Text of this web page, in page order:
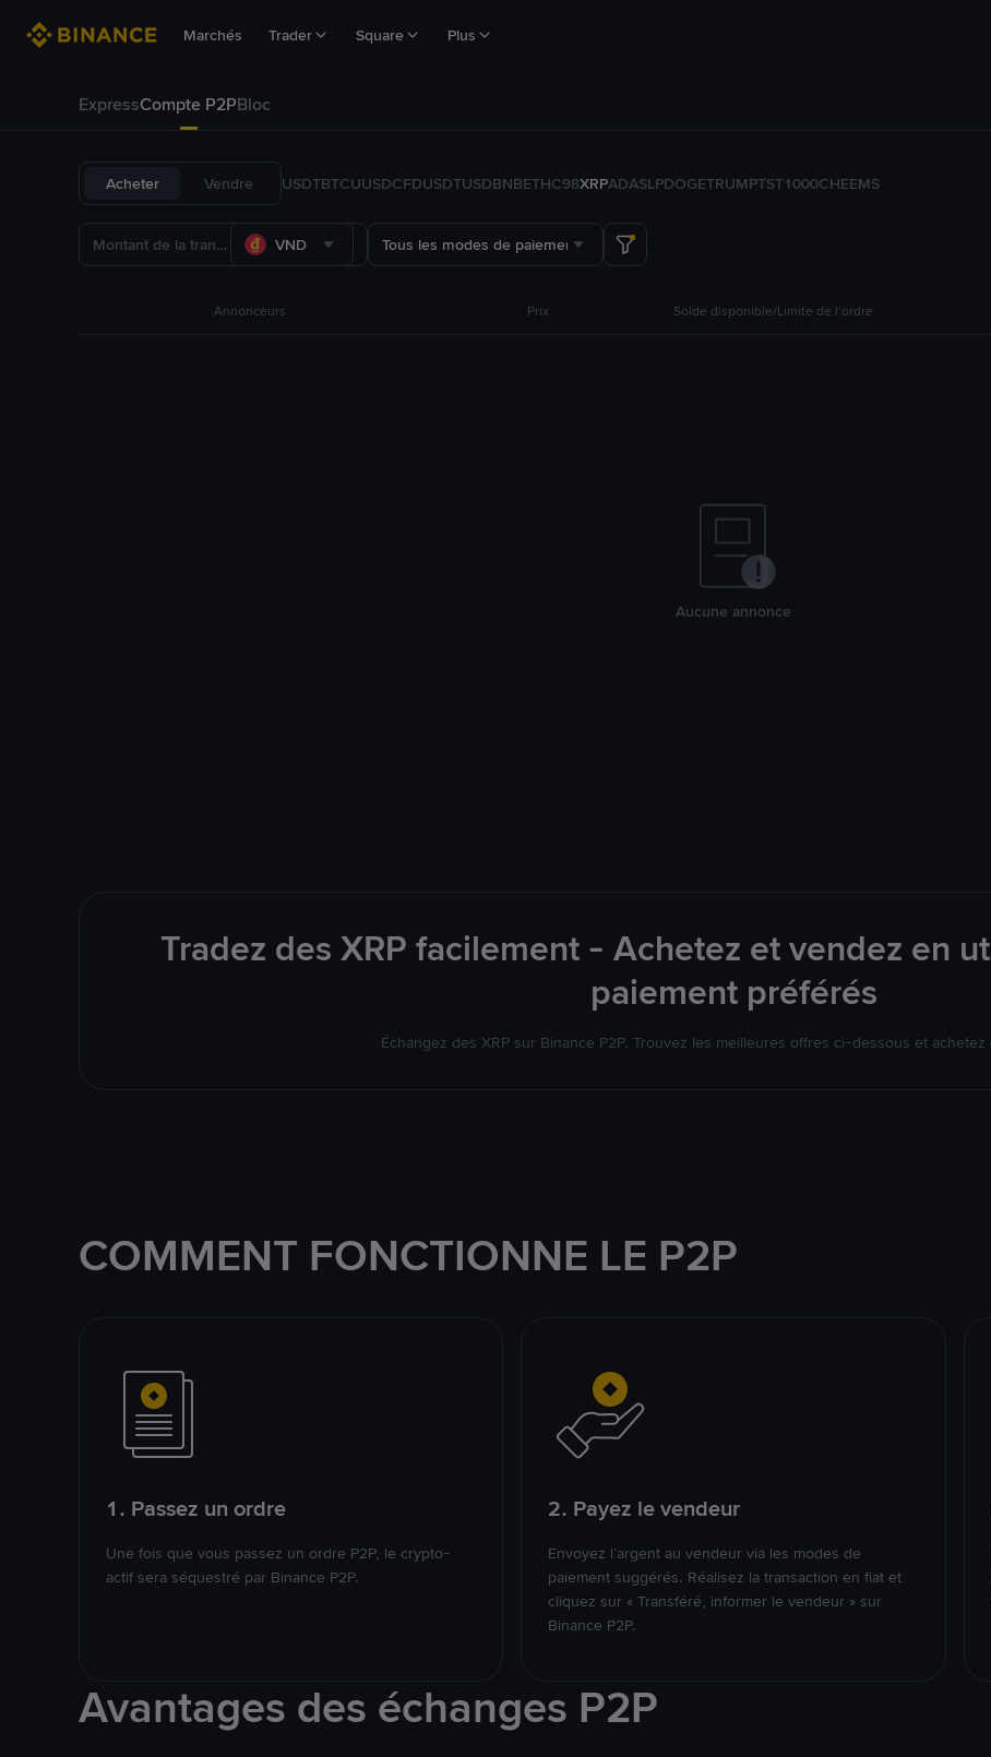
Marchés Trader Square Plus
ExpressCompte P2PBloc
Acheter Vendre USDTBTCUUSDCFDUSDTUSDBNBETHC98XRPADASLPDOGETRUMPTST1000CHEEMS
VND Tous les modes de paiement
Annonceurs Prix Solde disponible/Limite de l’ordre
Aucune annonce
Tradez des XRP facilement - Achetez et vendez en
paiement préférés
Échangez des XRP sur Binance P2P. Trouvez les meilleures offres ci-dessous et
COMMENT FONCTIONNE LE P2P
1. Passez un ordre
Une fois que vous passez un ordre P2P, le crypto-
actif sera séquestré par Binance P2P.
2. Payez le vendeur
Envoyez l’argent au vendeur via les modes de
paiement suggérés. Réalisez la transaction en fiat et
cliquez sur « Transféré, informer le vendeur » sur
Binance P2P.
Avantages des échanges P2P